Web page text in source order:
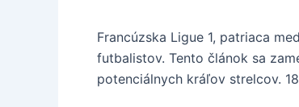
Francúzska Ligue 1, patriaca
futbalistov. Tento článok sa
potenciálnych kráľov strelcov.